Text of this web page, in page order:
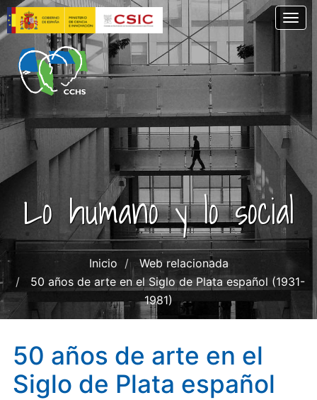
Pasar
al
contenido
principal
Lo humano y lo social
Inicio
Web relacionada
50 años de arte en el Siglo de Plata español (1931-
1981)
50 años de arte en el
Siglo de Plata español